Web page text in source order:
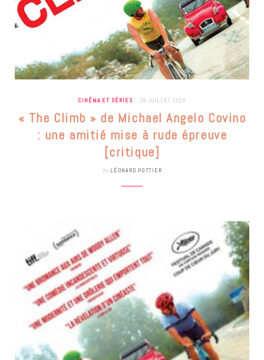
CINÉMA ET SÉRIES 29 JUILLET 2020
« The Climb » de Michael Angelo Covino
: une amitié mise à rude épreuve
[critique]
by LÉONARD POTTIER